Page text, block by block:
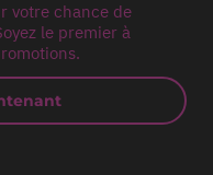
votre chance de
le premier à